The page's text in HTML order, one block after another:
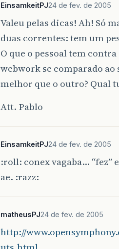
EinsamkeitPJ24 de fev. de 2005
Valeu pelas dicas! Ah! Só
duas correntes: tem um
O que o pessoal tem
webwork se comparado ao
melhor que o outro? Qual
Att. Pablo
EinsamkeitPJ24 de fev. de 2005
:roll: conex vagaba… “fez”
ae. :razz:
matheusPJ24 de fev. de 2005
http://